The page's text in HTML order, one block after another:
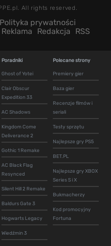
All rights reserved.
Polityka prywatności
Reklama Redakcja RSS
Poradniki
Ghost of Yotei
Clair Obscur
Expedition 33
AC Shadows
Kingdom Come
Deliverance 2
Gothic 1 Remake
AC Black Flag
Resynced
Silent Hill 2 Remake
Baldurs Gate 3
Hogwarts Legacy
Wiedźmin 3
Polecane strony
Premiery gier
Baza gier
Recenzje filmów i
seriali
Testy sprzętu
Najlepsze gry PS5
BET.PL
Najlepsze gry XBOX
Series S i X
Bukmacherzy
Kod promocyjny
Fortuna